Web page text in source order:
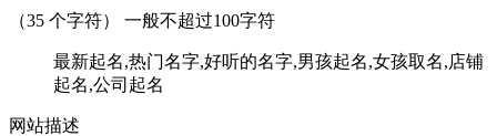
（35 个字符） 一般不超过100字符
最新起名,热门名字,好听的名字,男孩起名,女孩取名,店铺
起名,公司起名
网站描述